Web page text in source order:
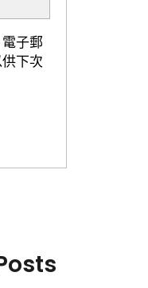
子郵
下次